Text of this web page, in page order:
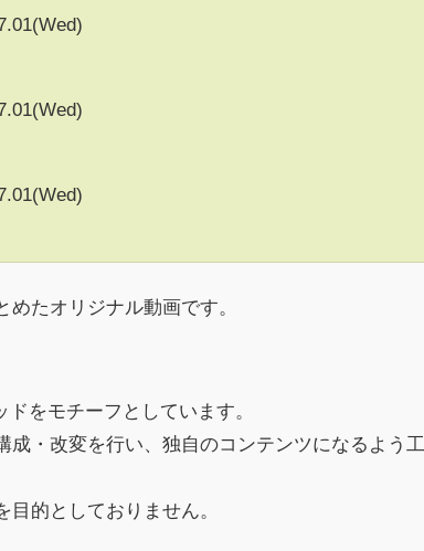
めたオリジナル動画です。
をモチーフとしています。
成・改変を行い、独自のコンテンツになるよう工
的としておりません。